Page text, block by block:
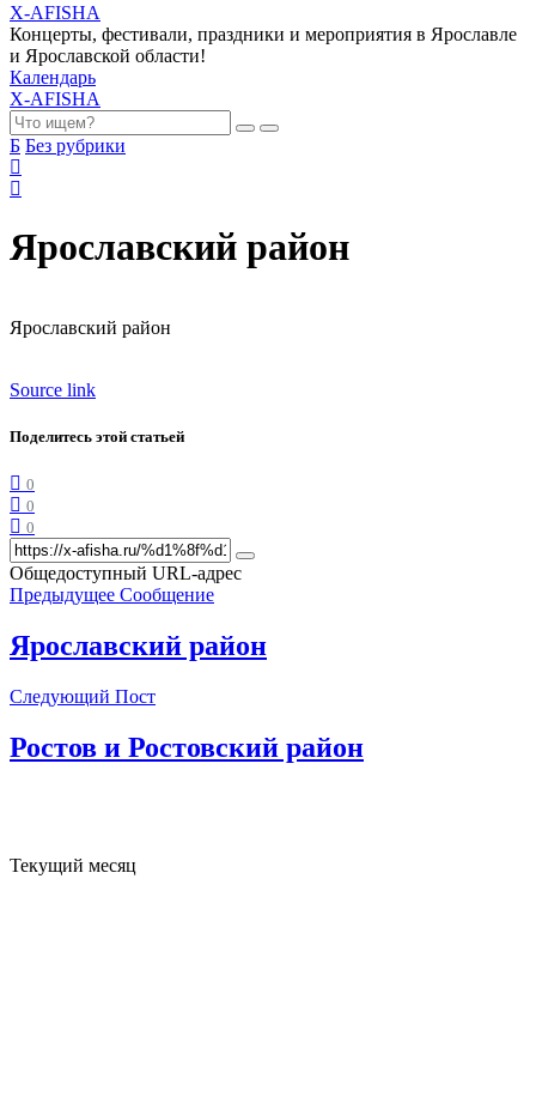
X-AFISHA
Концерты, фестивали, праздники и мероприятия в Ярославле
и Ярославской области!
Календарь
X-AFISHA
Б Без рубрики
Ярославский район
Ярославский район
Source link
Поделитесь этой статьей
0
0
0
Общедоступный URL-адрес
Предыдущее Сообщение
Ярославский район
Следующий Пост
Ростов и Ростовский район
Текущий месяц